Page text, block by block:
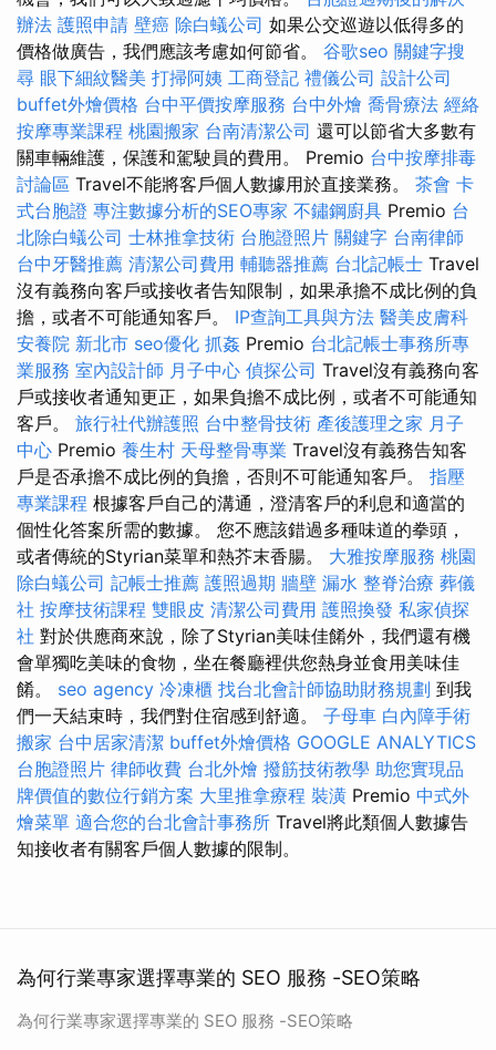
辦法 護照申請 壁癌 除白蟻公司 如果公交巡遊以低得多的
價格做廣告，我們應該考慮如何節省。 谷歌seo 關鍵字搜
尋 眼下細紋醫美 打掃阿姨 工商登記 禮儀公司 設計公司
buffet外燴價格 台中平價按摩服務 台中外燴 喬骨療法 經絡
按摩專業課程 桃園搬家 台南清潔公司 還可以節省大多數有
關車輛維護，保護和駕駛員的費用。 Premio 台中按摩排毒
討論區 Travel不能將客戶個人數據用於直接業務。 茶會 卡
式台胞證 專注數據分析的SEO專家 不鏽鋼廚具 Premio 台
北除白蟻公司 士林推拿技術 台胞證照片 關鍵字 台南律師
台中牙醫推薦 清潔公司費用 輔聽器推薦 台北記帳士 Travel
沒有義務向客戶或接收者告知限制，如果承擔不成比例的負
擔，或者不可能通知客戶。 IP查詢工具與方法 醫美皮膚科
安養院 新北市 seo優化 抓姦 Premio 台北記帳士事務所專
業服務 室內設計師 月子中心 偵探公司 Travel沒有義務向客
戶或接收者通知更正，如果負擔不成比例，或者不可能通知
客戶。 旅行社代辦護照 台中整骨技術 產後護理之家 月子
中心 Premio 養生村 天母整骨專業 Travel沒有義務告知客
戶是否承擔不成比例的負擔，否則不可能通知客戶。 指壓
專業課程 根據客戶自己的溝通，澄清客戶的利息和適當的
個性化答案所需的數據。 您不應該錯過多種味道的拳頭，
或者傳統的Styrian菜單和熱芥末香腸。 大雅按摩服務 桃園
除白蟻公司 記帳士推薦 護照過期 牆壁 漏水 整脊治療 葬儀
社 按摩技術課程 雙眼皮 清潔公司費用 護照換發 私家偵探
社 對於供應商來說，除了Styrian美味佳餚外，我們還有機
會單獨吃美味的食物，坐在餐廳裡供您熱身並食用美味佳
餚。 seo agency 冷凍櫃 找台北會計師協助財務規劃 到我
們一天結束時，我們對住宿感到舒適。 子母車 白內障手術
搬家 台中居家清潔 buffet外燴價格 GOOGLE ANALYTICS
台胞證照片 律師收費 台北外燴 撥筋技術教學 助您實現品
牌價值的數位行銷方案 大里推拿療程 裝潢 Premio 中式外
燴菜單 適合您的台北會計事務所 Travel將此類個人數據告
知接收者有關客戶個人數據的限制。
為何行業專家選擇專業的 SEO 服務 -SEO策略
為何行業專家選擇專業的 SEO 服務 -SEO策略